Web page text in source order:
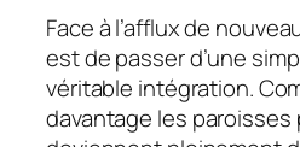
Face à l’afflux de
est de passer d’une
véritable intégration.
davantage les paroisses